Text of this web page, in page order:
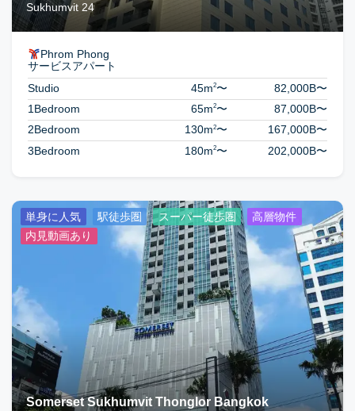
Sukhumvit 24
Phrom Phong
サービスアパート
Studio
45m2〜 82,000B〜
1Bedroom
65m2〜 87,000B〜
2Bedroom
130m2〜 167,000B〜
3Bedroom
180m2〜 202,000B〜
単身に人気 駅徒歩圏 スーパー徒歩圏
高層物件
内見動画あり
Somerset Sukhumvit Thonglor Bangkok